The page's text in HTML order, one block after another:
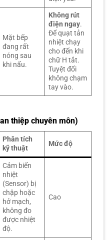
Mặt bếp
đang rất
nóng sau
khi nấu.
Không rút
điện ngay.
Để quạt tản
nhiệt chạy
cho đến khi
chữ H tắt.
Tuyệt đối
không chạm
tay vào.
thiệp chuyên môn)
Phân tích
kỹ thuật
Mức độ
Cảm biến
nhiệt
(Sensor) bị
chập hoặc
hở mạch,
không đo
được nhiệt
độ.
Cao